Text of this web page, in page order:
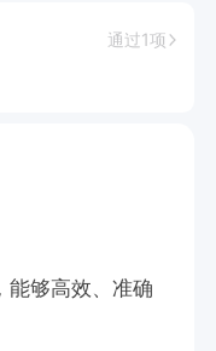
通过1项
能够高效、准确